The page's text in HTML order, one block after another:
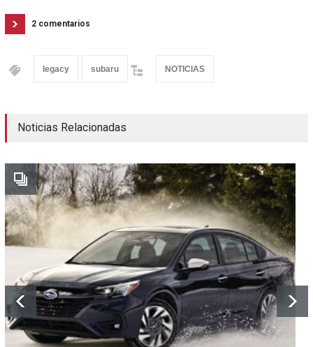
2 comentarios
legacy subaru NOTICIAS
Noticias Relacionadas